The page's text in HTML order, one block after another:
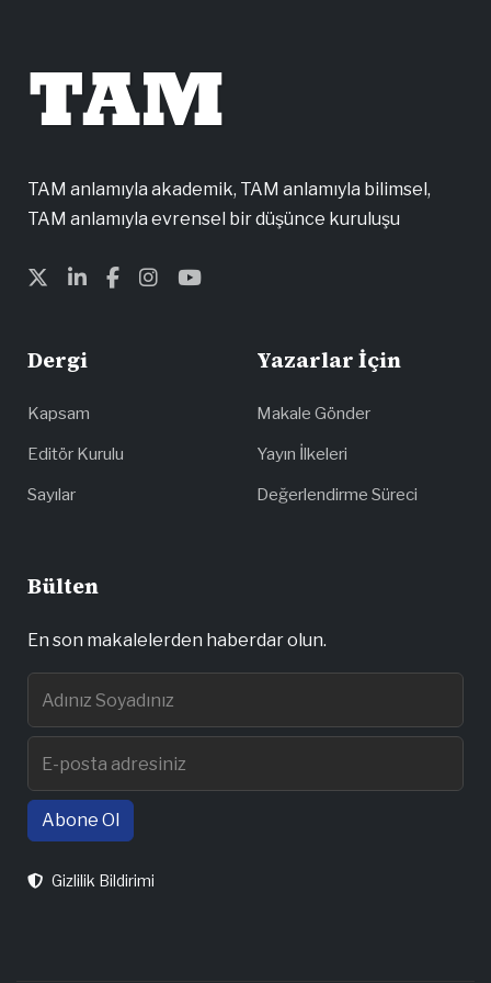
TAM
TAM anlamıyla akademik, TAM anlamıyla bilimsel,
TAM anlamıyla evrensel bir düşünce kuruluşu
Dergi
Kapsam
Editör Kurulu
Sayılar
Yazarlar İçin
Makale Gönder
Yayın İlkeleri
Değerlendirme Süreci
Bülten
En son makalelerden haberdar olun.
Abone Ol
Gizlilik Bildirimi